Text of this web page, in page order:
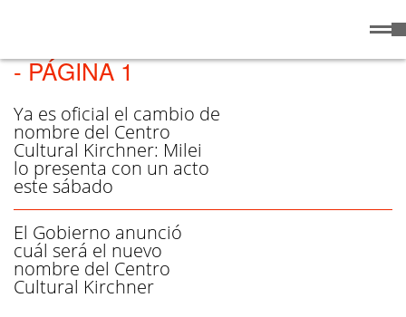
/ CENTRO CULTURAL KIRCHNER
- PÁGINA 1
Ya es oficial el cambio de
nombre del Centro
Cultural Kirchner: Milei
lo presenta con un acto
este sábado
El Gobierno anunció
cuál será el nuevo
nombre del Centro
Cultural Kirchner